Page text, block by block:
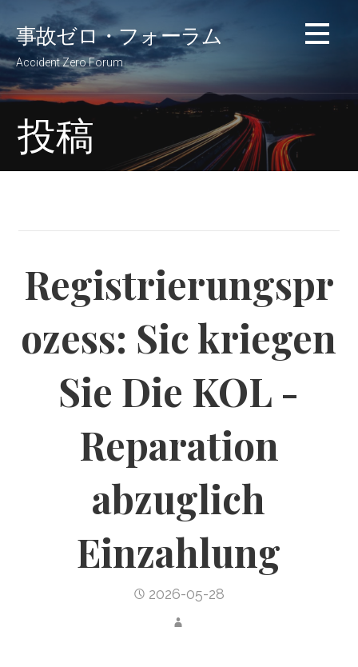
ン
ツ
事故ゼロ・フォーラム
Accident Zero Forum
投稿
Registrierungspr
ozess: Sic kriegen
Sie Die KOL -
Reparation
abzuglich
Einzahlung
2026-05-28